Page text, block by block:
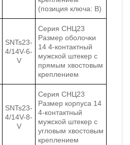
(позиция ключа: B)
SNTs23-
4/14V-6-
V
Серия СНЦ23
Размер оболочки
14 4-контактный
мужской штекер с
прямым хвостовым
креплением
SNTs23-
4/14V-8-
V
Серия CНЦ23
Размер корпуса 14
4-контактный
мужской штекер с
угловым хвостовым
креплением